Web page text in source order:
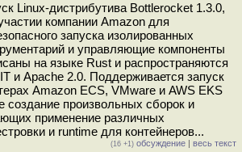
Linux-дистрибутива Bottlerocket 1.3.0,
компании Amazon для
запуска изолированных
и управляющие компоненты
на языке Rust и распространяются
и Apache 2.0. Поддерживается запуск
Amazon ECS, VMware и AWS EKS
создание произвольных сборок и
применение различных
и runtime для контейнеров...
(16 +1) обсуждение | весь текст